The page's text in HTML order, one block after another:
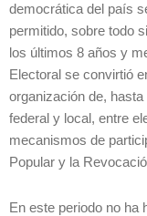
democrática del país
permitido, sobre todo
los últimos 8 años y
Electoral se convirtió
organización de,
federal y local, entre
mecanismos de
Popular y la
En este periodo no ha